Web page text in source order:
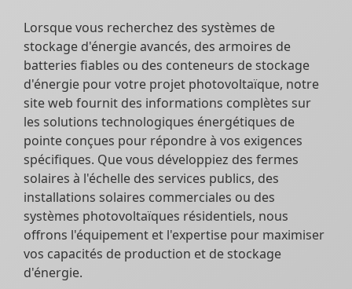
Lorsque vous recherchez des systèmes de
stockage d'énergie avancés, des armoires de
batteries fiables ou des conteneurs de stockage
d'énergie pour votre projet photovoltaïque, notre
site web fournit des informations complètes sur
les solutions technologiques énergétiques de
pointe conçues pour répondre à vos exigences
spécifiques. Que vous développiez des fermes
solaires à l'échelle des services publics, des
installations solaires commerciales ou des
systèmes photovoltaïques résidentiels, nous
offrons l'équipement et l'expertise pour maximiser
vos capacités de production et de stockage
d'énergie.